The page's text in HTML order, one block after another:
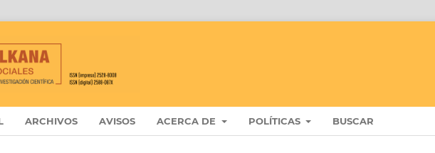
ARCHIVOS AVISOS ACERCA DE POLÍTICAS BUSCAR